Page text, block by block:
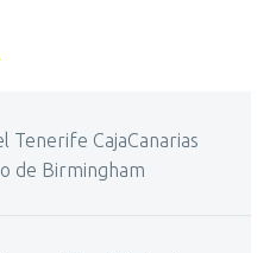
Tenerife CajaCanarias
de Birmingham